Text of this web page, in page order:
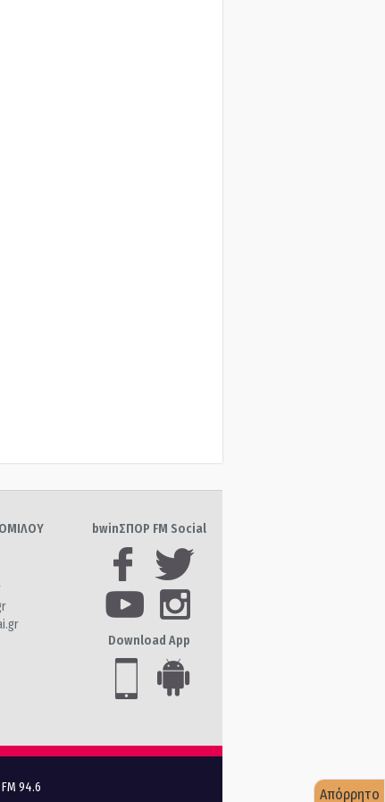
ΟΜΙΛΟΥ
bwinΣΠΟΡ FM Social
Download App
94.6 Απόρρητο